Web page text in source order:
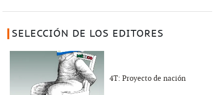
SELECCIÓN DE LOS EDITORES
4T: Proyecto de nación